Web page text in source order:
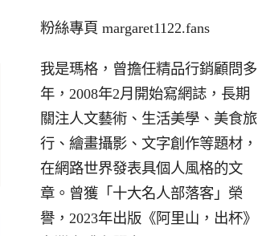
粉絲專頁 margaret1122.fans
我是瑪格，曾擔任精品行銷顧問多
年，2008年2月開始寫網誌，長期
關注人文藝術、生活美學、美食旅
行、繪畫攝影、文字創作等題材，
在網路世界發表具個人風格的文
章。曾獲「十大名人部落客」榮
譽，2023年出版《阿里山，出杯》